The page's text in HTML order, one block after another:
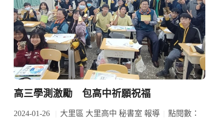
高三學測激勵 包高中祈願祝福
2024-01-26 大里區 大里高中 秘書室 報導
點閱數：